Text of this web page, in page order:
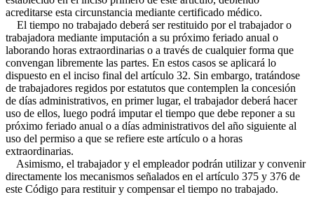
acreditarse esta circunstancia mediante certificado médico.
El tiempo no trabajado deberá ser restituido por el trabajador o
trabajadora mediante imputación a su próximo feriado anual o
laborando horas extraordinarias o a través de cualquier forma que
convengan libremente las partes. En estos casos se aplicará lo
dispuesto en el inciso final del artículo 32. Sin embargo, tratándose
de trabajadores regidos por estatutos que contemplen la concesión
de días administrativos, en primer lugar, el trabajador deberá hacer
uso de ellos, luego podrá imputar el tiempo que debe reponer a su
próximo feriado anual o a días administrativos del año siguiente al
uso del permiso a que se refiere este artículo o a horas
extraordinarias.
Asimismo, el trabajador y el empleador podrán utilizar y convenir
directamente los mecanismos señalados en el artículo 375 y 376 de
este Código para restituir y compensar el tiempo no trabajado.